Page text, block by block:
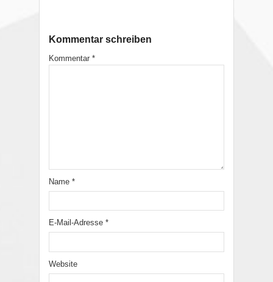
Kommentar schreiben
Kommentar *
Name *
E-Mail-Adresse *
Website